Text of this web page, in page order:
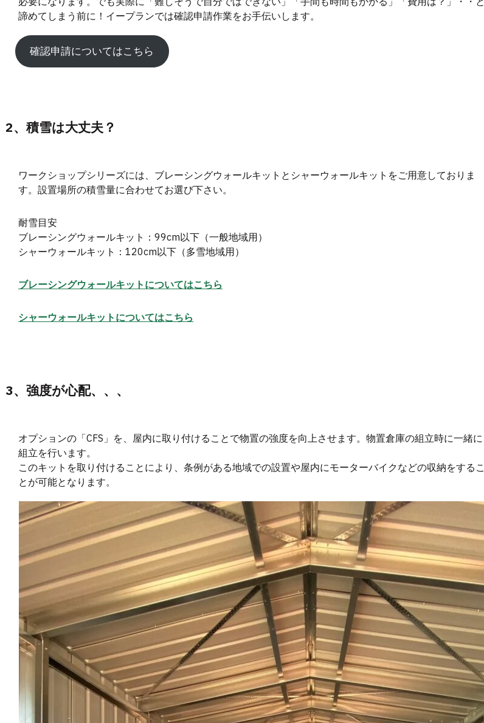
諦めてしまう前に！イープランでは確認申請作業をお手伝いします。
確認申請についてはこちら
2、積雪は大丈夫？
ワークショップシリーズには、ブレーシングウォールキットとシャーウォールキットをご用意しておりま
す。設置場所の積雪量に合わせてお選び下さい。
耐雪目安
ブレーシングウォールキット：99cm以下（一般地域用）
シャーウォールキット：120cm以下（多雪地域用）
ブレーシングウォールキットについてはこちら
シャーウォールキットについてはこちら
3、強度が心配、、、
オプションの「CFS」を、屋内に取り付けることで物置の強度を向上させます。物置倉庫の組立時に一緒に
組立を行います。
このキットを取り付けることにより、条例がある地域での設置や屋内にモーターバイクなどの収納をするこ
とが可能となります。